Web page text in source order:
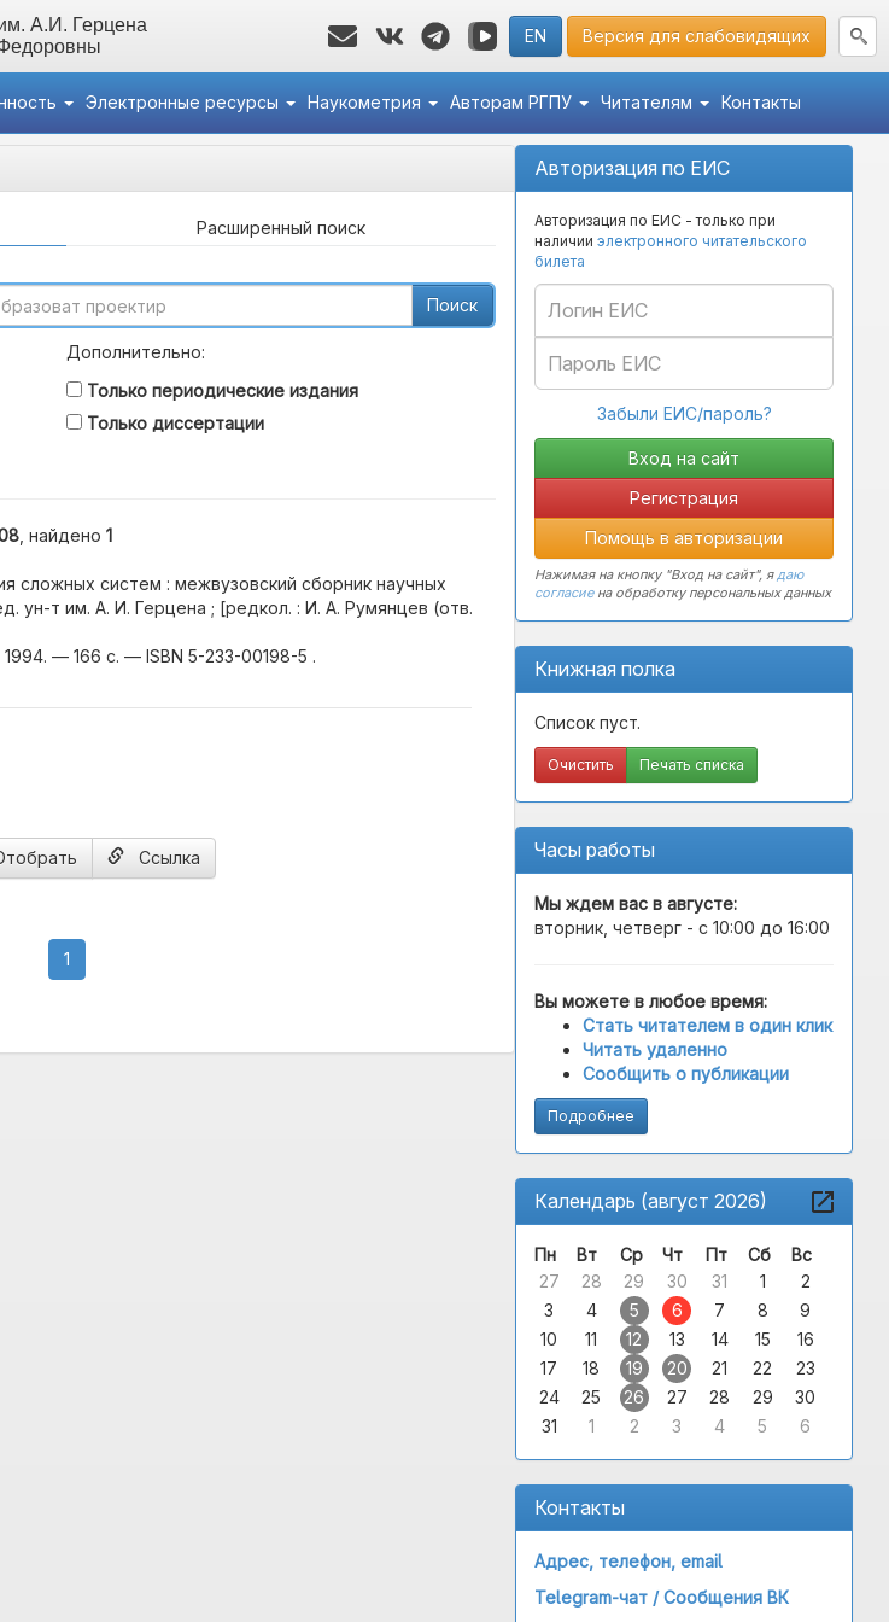
им. А.И. Герцена
EN Версия для слабовидящих
Электронные ресурсы Наукометрия Авторам РГПУ Читателям Контакты
Авторизация по ЕИС
Авторизация по ЕИС - только при
наличии электронного читательского
билета
Забыли ЕИС/пароль?
Регистрация
Помощь в авторизации
Нажимая на кнопку "Вход на сайт", ядаю
согласиена обработку персональных данных
Книжная полка
Список пуст.
Очистить Печать списка
Часы работы
Мы ждем вас в августе:
вторник, четверг - с 10:00 до 16:00
Вы можете в любое время:
Стать читателем в один клик
Читать удаленно
Сообщить о публикации
Подробнее
Календарь (август 2026)
Пн Вт Ср Чт Пт Сб
Вс
27
28 29 30 31 1
2
3
4 5 6 7 8
9
10
11 12 13 14 15
16
17
18 19 20 21 22
23
24
25 26 27 28 29
30
31
1 2 3 4 5 6
Контакты
Адрес, телефон, email
Telegram-чат /Сообщения ВК
Расширенный поиск
Поиск
Дополнительно:
Только периодические издания
Только диссертации
, найдено 1
сложных систем : межвузовский сборник научных
ун-т им. А. И. Герцена ; [редкол. : И. А. Румянцев (отв.
— 166 с. — ISBN 5-233-00198-5 .
Ссылка
1(current)